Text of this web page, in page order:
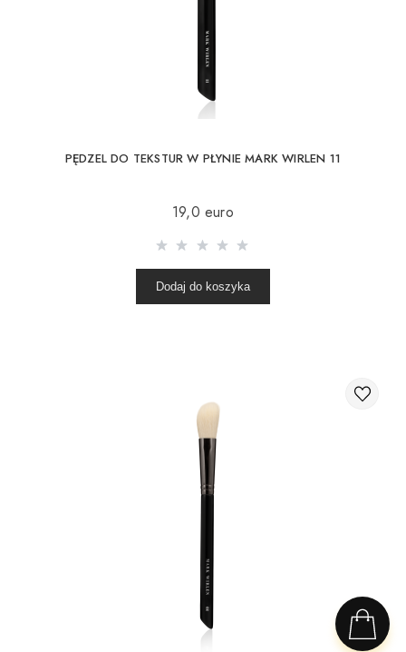
PĘDZEL DO TEKSTUR W PŁYNIE MARK WIRLEN 11
19,0 euro
Dodaj do koszyka